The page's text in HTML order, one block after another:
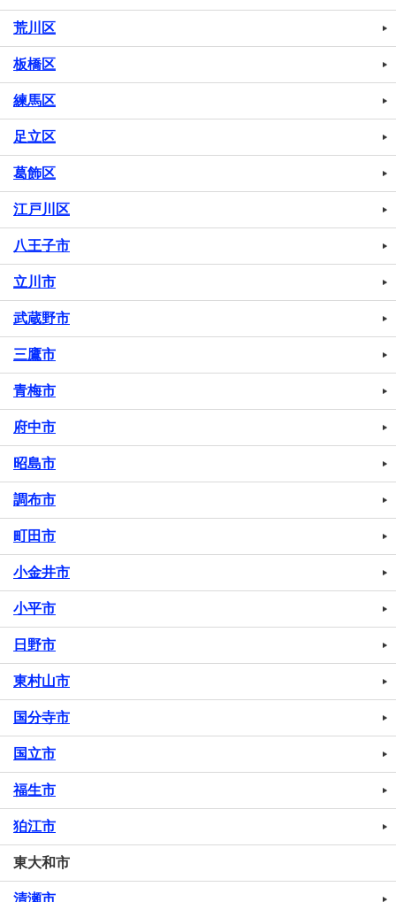
荒川区
板橋区
練馬区
足立区
葛飾区
江戸川区
八王子市
立川市
武蔵野市
三鷹市
青梅市
府中市
昭島市
調布市
町田市
小金井市
小平市
日野市
東村山市
国分寺市
国立市
福生市
狛江市
東大和市
清瀬市